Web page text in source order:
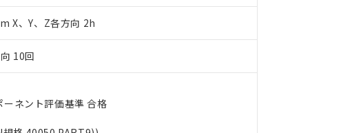
X、Y、Z各方向 2h
10回
ネント評価基準 合格